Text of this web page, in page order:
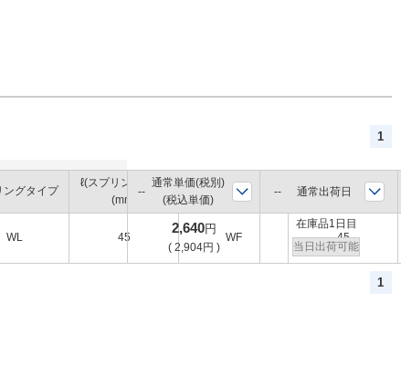
1
ングタイプ
ℓ(スプリング長さ)
(mm)
スプリングタイプ2
ℓ1(スプリング長さ)
(mm)
WL 45 WF 45
通常単価(税別)
(税込単価)
通常出荷日
2,640円
( 2,904円 )
在庫品1日目
当日出荷可能
1